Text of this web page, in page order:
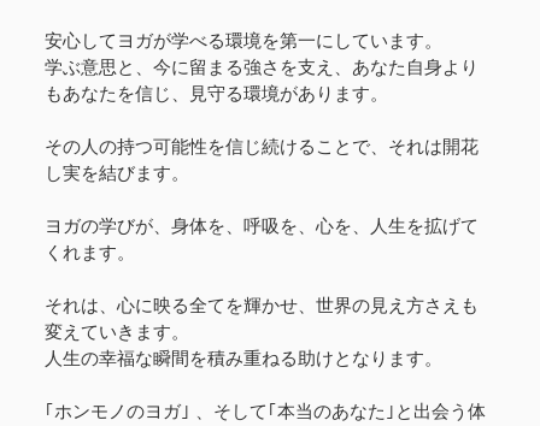
安心してヨガが学べる環境を第一にしています。
学ぶ意思と、今に留まる強さを支え、あなた自身より
もあなたを信じ、見守る環境があります。
その人の持つ可能性を信じ続けることで、それは開花
し実を結びます。
ヨガの学びが、身体を、呼吸を、心を、人生を拡げて
くれます。
それは、心に映る全てを輝かせ、世界の見え方さえも
変えていきます。
人生の幸福な瞬間を積み重ねる助けとなります。
｢ホンモノのヨガ｣ 、そして｢本当のあなた｣と出会う体